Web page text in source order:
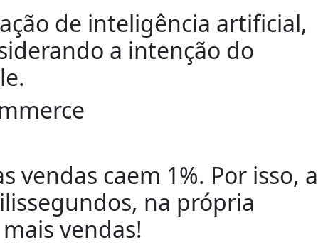
de inteligência artificial,
a intenção do
caem 1%. Por isso, a
na própria
vendas!